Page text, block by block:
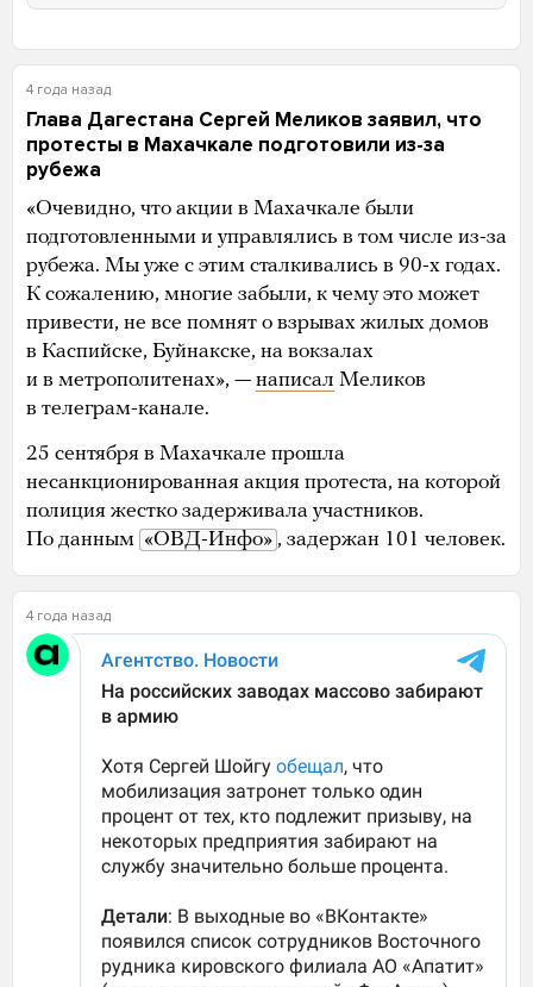
4 года назад
Глава Дагестана Сергей Меликов заявил, что
протесты в Махачкале подготовили из-за
рубежа
«Очевидно, что акции в Махачкале были
подготовленными и управлялись в том числе из-за
рубежа. Мы уже с этим сталкивались в 90-х годах.
К сожалению, многие забыли, к чему это может
привести, не все помнят о взрывах жилых домов
в Каспийске, Буйнакске, на вокзалах
и в метрополитенах», — написал Меликов
в телеграм-канале.
25 сентября в Махачкале прошла
несанкционированная акция протеста, на которой
полиция жестко задерживала участников.
По данным «ОВД-Инфо» , задержан 101 человек.
4 года назад